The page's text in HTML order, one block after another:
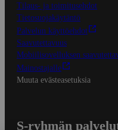
Tilaus- ja toimitusehdot
Tietosuojakäytäntö
Palvelun käyttöehdot
Saavutettavuus
Mobiilisovelluksen
Mainostajalle
Muuta evästeasetuksia
S-ryhmän